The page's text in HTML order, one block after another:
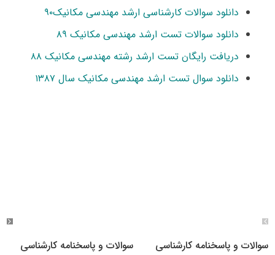
دانلود سوالات کارشناسی ارشد مهندسی مکانیک۹۰
دانلود سوالات تست ارشد مهندسی مکانیک ۸۹
دریافت رایگان تست ارشد رشته مهندسی مکانیک ۸۸
دانلود سوال تست ارشد مهندسی مکانیک سال ۱۳۸۷
سوالات و پاسخنامه کارشناسی
سوالات و پاسخنامه کارشناسی